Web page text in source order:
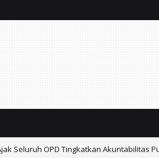
Lindungi 42.210 Pekerja Rentan Lewat